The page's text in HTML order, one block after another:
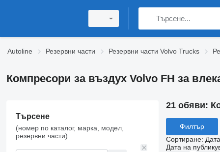
Autoline Резервни части Резервни части Volvo Trucks
Компресори за въздух Volvo FH за
Търсене
(номер по каталог, марка, модел,
резервни части)
21 обяви:
Филтър
Сортиране:
Дата на